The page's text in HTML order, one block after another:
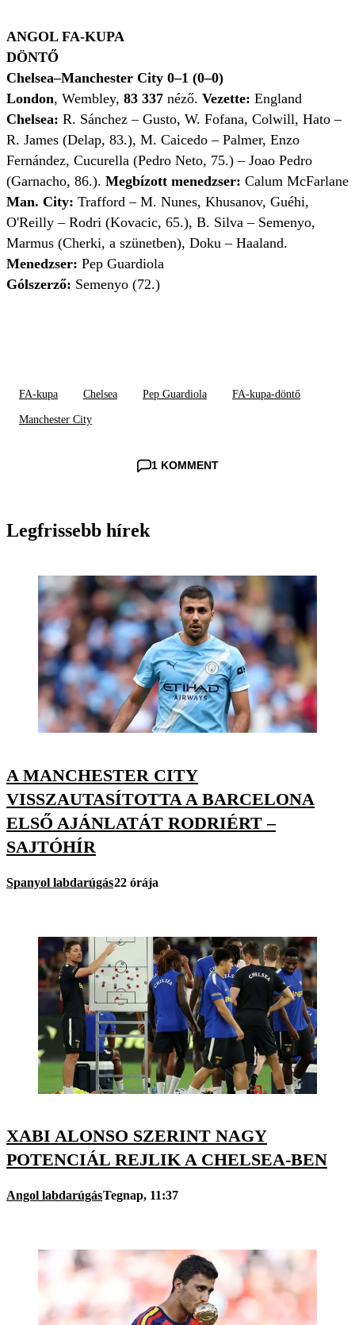
ANGOL FA-KUPA
DÖNTŐ
Chelsea–Manchester City 0–1 (0–0)
London, Wembley, 83 337 néző. Vezette: England
Chelsea: R. Sánchez – Gusto, W. Fofana, Colwill, Hato –
R. James (Delap, 83.), M. Caicedo – Palmer, Enzo
Fernández, Cucurella (Pedro Neto, 75.) – Joao Pedro
(Garnacho, 86.). Megbízott menedzser: Calum McFarlane
Man. City: Trafford – M. Nunes, Khusanov, Guéhi,
O'Reilly – Rodri (Kovacic, 65.), B. Silva – Semenyo,
Marmus (Cherki, a szünetben), Doku – Haaland.
Menedzser: Pep Guardiola
Gólszerző: Semenyo (72.)
FA-kupa Chelsea Pep Guardiola FA-kupa-döntő
Manchester City
1 KOMMENT
Legfrissebb hírek
A MANCHESTER CITY
VISSZAUTASÍTOTTA A BARCELONA
ELSŐ AJÁNLATÁT RODRIÉRT –
SAJTÓHÍR
Spanyol labdarúgás22 órája
XABI ALONSO SZERINT NAGY
POTENCIÁL REJLIK A CHELSEA-BEN
Angol labdarúgásTegnap, 11:37